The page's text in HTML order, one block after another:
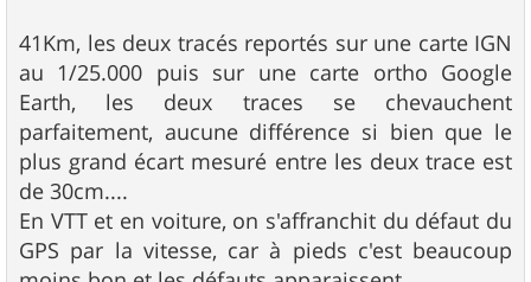
41Km, les deux tracés reportés sur une carte IGN
au 1/25.000 puis sur une carte ortho Google
Earth, les deux traces se chevauchent
parfaitement, aucune différence si bien que le
plus grand écart mesuré entre les deux trace est
de 30cm....
En VTT et en voiture, on s'affranchit du défaut du
GPS par la vitesse, car à pieds c'est beaucoup